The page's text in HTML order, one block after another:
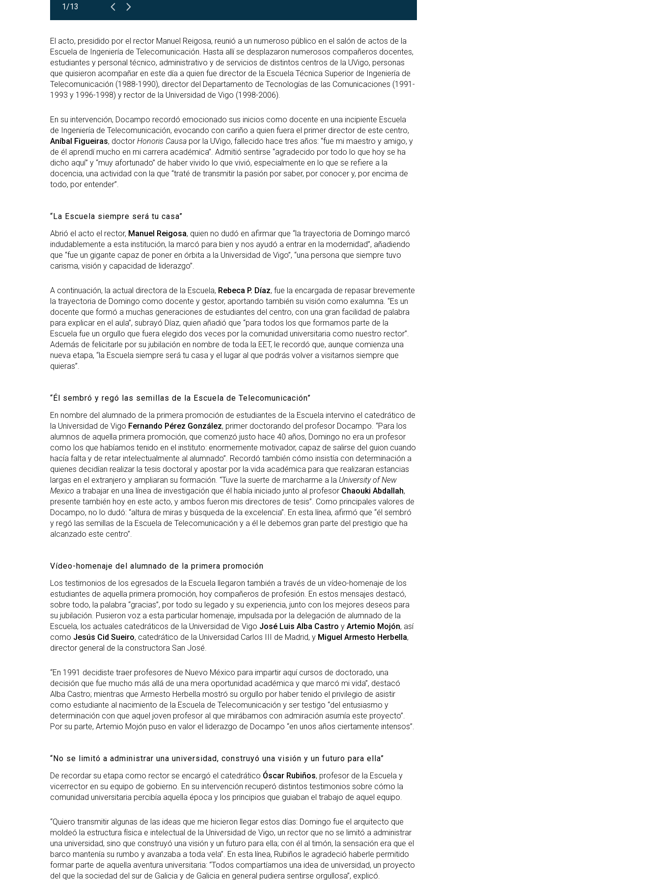
1/13
El acto, presidido por el rector Manuel Reigosa, reunió a un numeroso público en el salón de actos de la
Escuela de Ingeniería de Telecomunicación. Hasta allí se desplazaron numerosos compañeros docentes,
estudiantes y personal técnico, administrativo y de servicios de distintos centros de la UVigo, personas
que quisieron acompañar en este día a quien fue director de la Escuela Técnica Superior de Ingeniería de
Telecomunicación (1988-1990), director del Departamento de Tecnologías de las Comunicaciones (1991-
1993 y 1996-1998) y rector de la Universidad de Vigo (1998-2006).
En su intervención, Docampo recordó emocionado sus inicios como docente en una incipiente Escuela
de Ingeniería de Telecomunicación, evocando con cariño a quien fuera el primer director de este centro,
Aníbal Figueiras, doctor Honoris Causa por la UVigo, fallecido hace tres años: “fue mi maestro y amigo, y
de él aprendí mucho en mi carrera académica”. Admitió sentirse “agradecido por todo lo que hoy se ha
dicho aquí” y “muy afortunado” de haber vivido lo que vivió, especialmente en lo que se refiere a la
docencia, una actividad con la que “traté de transmitir la pasión por saber, por conocer y, por encima de
todo, por entender”.
“La Escuela siempre será tu casa”
Abrió el acto el rector, Manuel Reigosa, quien no dudó en afirmar que “la trayectoria de Domingo marcó
indudablemente a esta institución, la marcó para bien y nos ayudó a entrar en la modernidad”, añadiendo
que “fue un gigante capaz de poner en órbita a la Universidad de Vigo”, “una persona que siempre tuvo
carisma, visión y capacidad de liderazgo”.
A continuación, la actual directora de la Escuela, Rebeca P. Díaz, fue la encargada de repasar brevemente
la trayectoria de Domingo como docente y gestor, aportando también su visión como exalumna. “Es un
docente que formó a muchas generaciones de estudiantes del centro, con una gran facilidad de palabra
para explicar en el aula”, subrayó Díaz, quien añadió que “para todos los que formamos parte de la
Escuela fue un orgullo que fuera elegido dos veces por la comunidad universitaria como nuestro rector”.
Además de felicitarle por su jubilación en nombre de toda la EET, le recordó que, aunque comienza una
nueva etapa, “la Escuela siempre será tu casa y el lugar al que podrás volver a visitarnos siempre que
quieras”.
“Él sembró y regó las semillas de la Escuela de Telecomunicación”
En nombre del alumnado de la primera promoción de estudiantes de la Escuela intervino el catedrático de
la Universidad de Vigo Fernando Pérez González, primer doctorando del profesor Docampo. “Para los
alumnos de aquella primera promoción, que comenzó justo hace 40 años, Domingo no era un profesor
como los que habíamos tenido en el instituto: enormemente motivador, capaz de salirse del guion cuando
hacía falta y de retar intelectualmente al alumnado”. Recordó también cómo insistía con determinación a
quienes decidían realizar la tesis doctoral y apostar por la vida académica para que realizaran estancias
largas en el extranjero y ampliaran su formación. “Tuve la suerte de marcharme a la University of New
Mexico a trabajar en una línea de investigación que él había iniciado junto al profesor Chaouki Abdallah,
presente también hoy en este acto, y ambos fueron mis directores de tesis”. Como principales valores de
Docampo, no lo dudó: “altura de miras y búsqueda de la excelencia”. En esta línea, afirmó que “él sembró
y regó las semillas de la Escuela de Telecomunicación y a él le debemos gran parte del prestigio que ha
alcanzado este centro”.
Vídeo-homenaje del alumnado de la primera promoción
Los testimonios de los egresados de la Escuela llegaron también a través de un vídeo-homenaje de los
estudiantes de aquella primera promoción, hoy compañeros de profesión. En estos mensajes destacó,
sobre todo, la palabra “gracias”, por todo su legado y su experiencia, junto con los mejores deseos para
su jubilación. Pusieron voz a esta particular homenaje, impulsada por la delegación de alumnado de la
Escuela, los actuales catedráticos de la Universidad de Vigo José Luis Alba Castro y Artemio Mojón, así
como Jesús Cid Sueiro, catedrático de la Universidad Carlos III de Madrid, y Miguel Armesto Herbella,
director general de la constructora San José.
“En 1991 decidiste traer profesores de Nuevo México para impartir aquí cursos de doctorado, una
decisión que fue mucho más allá de una mera oportunidad académica y que marcó mi vida”, destacó
Alba Castro; mientras que Armesto Herbella mostró su orgullo por haber tenido el privilegio de asistir
como estudiante al nacimiento de la Escuela de Telecomunicación y ser testigo “del entusiasmo y
determinación con que aquel joven profesor al que mirábamos con admiración asumía este proyecto”.
Por su parte, Artemio Mojón puso en valor el liderazgo de Docampo “en unos años ciertamente intensos”.
“No se limitó a administrar una universidad, construyó una visión y un futuro para ella”
De recordar su etapa como rector se encargó el catedrático Óscar Rubiños, profesor de la Escuela y
vicerrector en su equipo de gobierno. En su intervención recuperó distintos testimonios sobre cómo la
comunidad universitaria percibía aquella época y los principios que guiaban el trabajo de aquel equipo.
“Quiero transmitir algunas de las ideas que me hicieron llegar estos días: Domingo fue el arquitecto que
moldeó la estructura física e intelectual de la Universidad de Vigo, un rector que no se limitó a administrar
una universidad, sino que construyó una visión y un futuro para ella; con él al timón, la sensación era que el
barco mantenía su rumbo y avanzaba a toda vela”. En esta línea, Rubiños le agradeció haberle permitido
formar parte de aquella aventura universitaria: “Todos compartíamos una idea de universidad, un proyecto
del que la sociedad del sur de Galicia y de Galicia en general pudiera sentirse orgullosa”, explicó.